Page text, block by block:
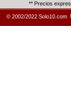
** Precios
© 2002/2022 Solo10.com